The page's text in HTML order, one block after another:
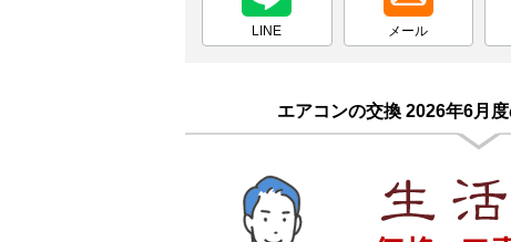
LINE メール
エアコンの交換 2026年6月